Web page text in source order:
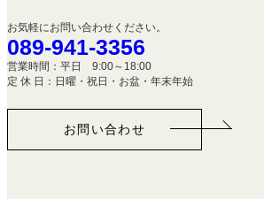
お気軽にお問い合わせください。
089-941-3356
営業時間：平日 9:00～18:00
定 休 日：日曜・祝日・お盆・年末年始
お問い合わせ